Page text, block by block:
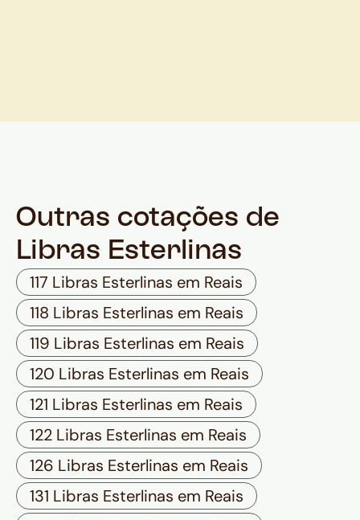
Outras cotações de
Libras Esterlinas
117 Libras Esterlinas em Reais
118 Libras Esterlinas em Reais
119 Libras Esterlinas em Reais
120 Libras Esterlinas em Reais
121 Libras Esterlinas em Reais
122 Libras Esterlinas em Reais
126 Libras Esterlinas em Reais
131 Libras Esterlinas em Reais